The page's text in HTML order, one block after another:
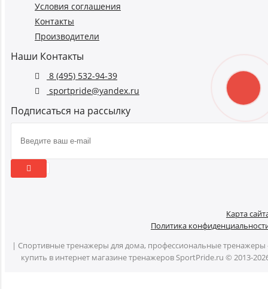
Условия соглашения
Контакты
Производители
Наши Контакты
8 (495) 532-94-39
sportpride@yandex.ru
Подписаться на рассылку
Карта
Политика
| Спортивные тренажеры для дома, профессиональные тренажеры
купить в интернет магазине тренажеров SportPride.ru © 2013-